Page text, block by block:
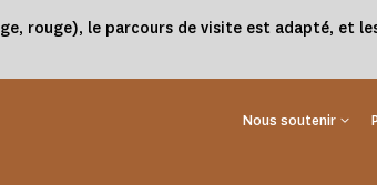
rouge), le parcours de visite est adapté, et
Nous soutenir